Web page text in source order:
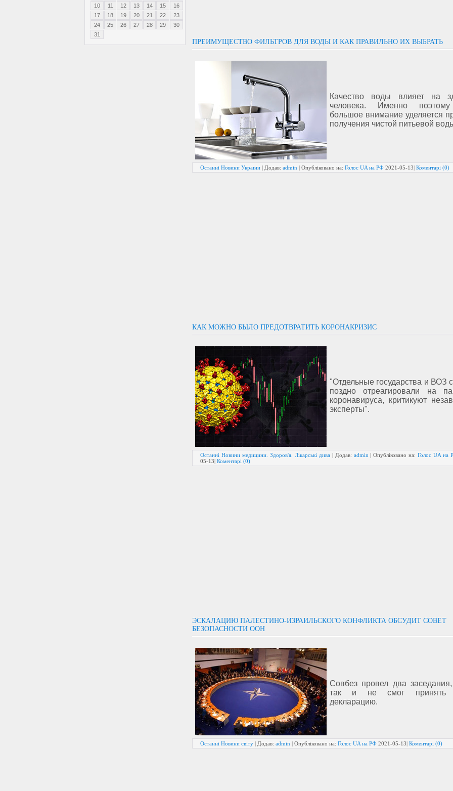
10
11 12 13 14 15
16
17
18 19 20 21 22
23
24
25 26 27 28 29
30
31
ПРЕИМУЩЕСТВО ФИЛЬТРОВ ДЛЯ ВОДЫ И КАК ПРАВИЛЬНО ИХ ВЫБРАТЬ
Качество воды влияет на
человека. Именно
большое внимание уделяется
получения чистой питьевой
Останні Новини України | Додав: admin | Опубліковано на: Голос UA на РФ 2021-05-13| Коментарі (0)
КАК МОЖНО БЫЛО ПРЕДОТВРАТИТЬ КОРОНАКРИЗИС
"Отдельные государства и ВОЗ
поздно отреагировали на
коронавируса, критикуют
эксперты".
Останні Новини медицини. Здоров'я. Лікарські дива| Додав: admin | Опубліковано на:Голос UA на
05-13| Коментарі (0)
ЭСКАЛАЦИЮ ПАЛЕСТИНО-ИЗРАИЛЬСКОГО КОНФЛИКТА ОБСУДИТ СОВЕТ
БЕЗОПАСНОСТИ ООН
Совбез провел два
так и не смог принять
декларацию.
Останні Новини світу | Додав: admin | Опубліковано на: Голос UA на РФ 2021-05-13| Коментарі (0)